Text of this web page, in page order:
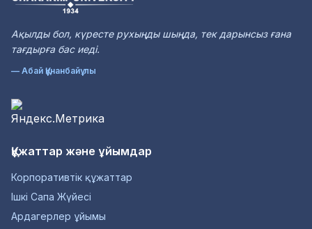
Ақылды бол, күресте рухыңды шыңда, тек дарынсыз ғана
тағдырға бас иеді.
— Абай Құнанбайұлы
Құжаттар және ұйымдар
Корпоративтік құжаттар
Ішкі Сапа Жүйесі
Ардагерлер ұйымы